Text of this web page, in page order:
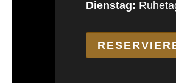
Dienstag: